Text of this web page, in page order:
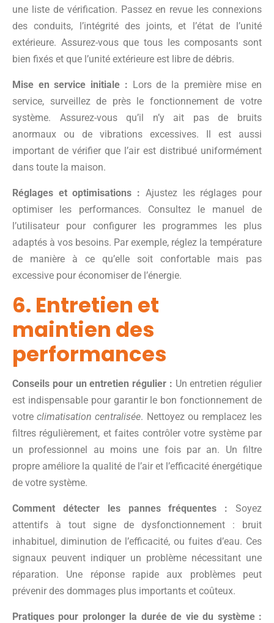
une liste de vérification. Passez en revue les connexions
des conduits, l’intégrité des joints, et l’état de l’unité
extérieure. Assurez-vous que tous les composants sont
bien fixés et que l’unité extérieure est libre de débris.
Mise en service initiale : Lors de la première mise en
service, surveillez de près le fonctionnement de votre
système. Assurez-vous qu’il n’y ait pas de bruits
anormaux ou de vibrations excessives. Il est aussi
important de vérifier que l’air est distribué uniformément
dans toute la maison.
Réglages et optimisations : Ajustez les réglages pour
optimiser les performances. Consultez le manuel de
l’utilisateur pour configurer les programmes les plus
adaptés à vos besoins. Par exemple, réglez la température
de manière à ce qu’elle soit confortable mais pas
excessive pour économiser de l’énergie.
6. Entretien et
maintien des
performances
Conseils pour un entretien régulier : Un entretien régulier
est indispensable pour garantir le bon fonctionnement de
votreclimatisation centralisée. Nettoyez ou remplacez les
filtres régulièrement, et faites contrôler votre système par
un professionnel au moins une fois par an. Un filtre
propre améliore la qualité de l’air et l’efficacité énergétique
de votre système.
Comment détecter les pannes fréquentes : Soyez
attentifs à tout signe de dysfonctionnement : bruit
inhabituel, diminution de l’efficacité, ou fuites d’eau. Ces
signaux peuvent indiquer un problème nécessitant une
réparation. Une réponse rapide aux problèmes peut
prévenir des dommages plus importants et coûteux.
Pratiques pour prolonger la durée de vie du système :